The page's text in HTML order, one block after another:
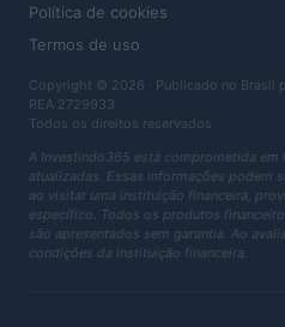
Política de cookies
Termos de uso
Copyright © 2026 · Publicado no Brasil
REA 2729933
Todos os direitos reservados
A Investindo365 está comprometida
atualizadas. Essas informações podem
ao visitar uma instituição financeira,
específico. Todos os produtos
são apresentados sem garantia. Ao
condições da instituição financeira.